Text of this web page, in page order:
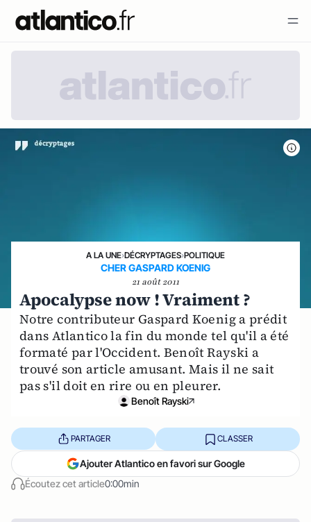
A LA UNE›DÉCRYPTAGES›POLITIQUE
CHER GASPARD KOENIG
21 août 2011
Apocalypse now ! Vraiment ?
Notre contributeur Gaspard Koenig a prédit
dans Atlantico la fin du monde tel qu'il a été
formaté par l'Occident. Benoît Rayski a
trouvé son article amusant. Mais il ne sait
pas s'il doit en rire ou en pleurer.
Benoît Rayski
Écoutez cet article0:00min
PARTAGER CLASSER
Ajouter Atlantico en favori sur Google